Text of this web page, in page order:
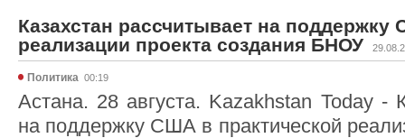
Казахстан рассчитывает на
реализации проекта создания БНОУ
Политика 00:19
Астана. 28 августа. Kazakhstan Today -
на поддержку США в практической